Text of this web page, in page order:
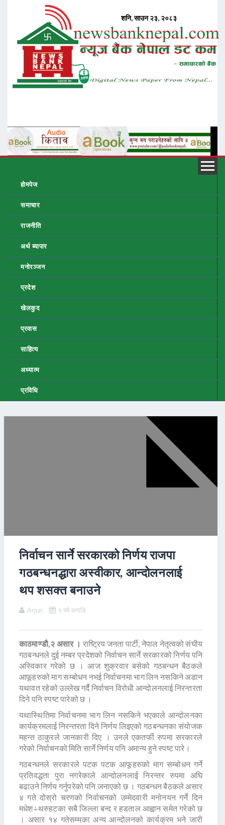
होमपेज
समाचार
राजनीति
अर्थ ब्यापार
मनोरञ्जन
प्रदेश
खेलकुद
प्रवास
साहित्य
अध्यात्म
प्रविधि
निर्वाचन सार्ने सरकारको निर्णय राजपा
गठबन्धनद्धारा अस्वीकार, आन्दोलनलाई
थप शसक्त बनाउने
Arjun ९ वर्ष अगाडि
काठमाण्डौ,२ असार । राष्ट्रिय जनता पार्टी, नेपाल नेतृत्वको संघीय
गठबन्धनले दुई नम्बर प्रदेशको निर्वाचन सार्ने सरकारको निर्णय पनि
अस्विकार गरेको छ । आज शुक्रवार बसेको गठबन्धन बैठकले
आफूहरुको माग सम्बोधन नभई निर्वाचनमा भाग लिन नसकिने अडान
यथावत रहेको उल्लेख गर्दै निर्वाचन विरोधी आन्दोलनलाई निरन्तरता
दिने पनि स्पष्ट पारेको छ ।
यथास्थितिमा निर्वाचनमा भाग लिन नसकिने भएकाले आन्दोलनका
कार्यक्रमलाई निरन्तरता दिने निर्णय लिइएको गठबन्धनका संयोजक
महन्त ठाकुरले जानकारी दिए । उनले एकतर्फी रुपमा सरकारले
गरेको निर्वाचनको मिति सार्ने निर्णय पनि अमान्य हुने स्पष्ट पारे।
गठबन्धनले सरकारले पटक पटक आफूहरुको माग सम्बोधन गर्ने
प्रतिवद्धता पुरा नगरेकाले आन्दोलनलाई निरन्तर रुपमा अघि
बढाउने निर्णय गर्नुपरेको पनि जनाएको छ । गठबन्धन बैठकले असार
४ गते दोस्रो चरणको निर्वाचनको उम्मेदवारी मनोनयन गर्ने दिन
मधेश÷थरुहटका सबै जिल्ला बन्द र हडताल आह्वान समेत गरेको छ
। असार १४ गतेसम्मका अन्य आन्दोलनको कार्यक्रम भने जारी